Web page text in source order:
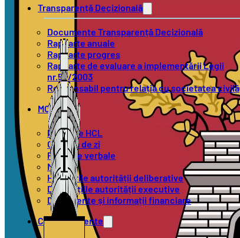
Transparență Decizională
Documente Transparență Decizională
Rapoarte anuale
Rapoarte progres
Rapoarte de evaluare a implementării Legii
nr.52/2003
Responsabil pentru relația cu societatea civilă
MOL
Proiecte HCL
Ordinea de zi
Procese verbale
Minute
Hotărârile autorității deliberative
Dispozițiile autorității executive
Documente și informații financiare
Compartimente